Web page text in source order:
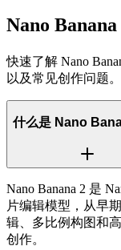
Nano
快速了解 Nano
以及常见创作问题。
什么是 Nano
Nano Banana 2 是
片编辑模型，从早
辑、多比例构图和
创作。